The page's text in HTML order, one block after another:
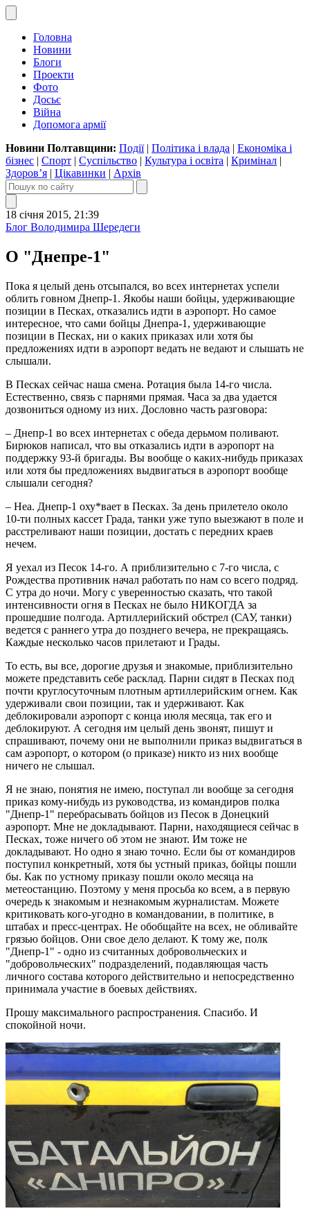
Головна
Новини
Блоги
Проекти
Фото
Досьє
Війна
Допомога армії
Новини Полтавщини: Події| Політика і влада | Економіка і
бізнес | Спорт | Суспільство | Культура і освіта | Кримінал |
Здоров’я | Цікавинки | Архів
18 січня 2015, 21:39
Блог Володимира Шередеги
О "Днепре-1"
Пока я целый день отсыпался, во всех интернетах успели
облить говном Днепр-1. Якобы наши бойцы, удерживающие
позиции в Песках, отказались идти в аэропорт. Но самое
интересное, что сами бойцы Днепра-1, удерживающие
позиции в Песках, ни о каких приказах или хотя бы
предложениях идти в аэропорт ведать не ведают и слышать не
слышали.
В Песках сейчас наша смена. Ротация была 14-го числа.
Естественно, связь с парнями прямая. Часа за два удается
дозвониться одному из них. Дословно часть разговора:
– Днепр-1 во всех интернетах с обеда дерьмом поливают.
Бирюков написал, что вы отказались идти в аэропорт на
поддержку 93-й бригады. Вы вообще о каких-нибудь приказах
или хотя бы предложениях выдвигаться в аэропорт вообще
слышали сегодня?
– Неа. Днепр-1 оху*вает в Песках. За день прилетело около
10-ти полных кассет Града, танки уже тупо выезжают в поле и
расстреливают наши позиции, достать с передних краев
нечем.
Я уехал из Песок 14-го. А приблизительно с 7-го числа, с
Рождества противник начал работать по нам со всего подряд.
С утра до ночи. Могу с уверенностью сказать, что такой
интенсивности огня в Песках не было НИКОГДА за
прошедшие полгода. Артиллерийский обстрел (САУ, танки)
ведется с раннего утра до позднего вечера, не прекращаясь.
Каждые несколько часов прилетают и Грады.
То есть, вы все, дорогие друзья и знакомые, приблизительно
можете представить себе расклад. Парни сидят в Песках под
почти круглосуточным плотным артиллерийским огнем. Как
удерживали свои позиции, так и удерживают. Как
деблокировали аэропорт с конца июля месяца, так его и
деблокируют. А сегодня им целый день звонят, пишут и
спрашивают, почему они не выполнили приказ выдвигаться в
сам аэропорт, о котором (о приказе) никто из них вообще
ничего не слышал.
Я не знаю, понятия не имею, поступал ли вообще за сегодня
приказ кому-нибудь из руководства, из командиров полка
"Днепр-1" перебрасывать бойцов из Песок в Донецкий
аэропорт. Мне не докладывают. Парни, находящиеся сейчас в
Песках, тоже ничего об этом не знают. Им тоже не
докладывают. Но одно я знаю точно. Если бы от командиров
поступил конкретный, хотя бы устный приказ, бойцы пошли
бы. Как по устному приказу пошли около месяца на
метеостанцию. Поэтому у меня просьба ко всем, а в первую
очередь к знакомым и незнакомым журналистам. Можете
критиковать кого-угодно в командовании, в политике, в
штабах и пресс-центрах. Не обобщайте на всех, не обливайте
грязью бойцов. Они свое дело делают. К тому же, полк
"Днепр-1" - одно из считанных добровольческих и
"добровольческих" подразделений, подавляющая часть
личного состава которого действительно и непосредственно
принимала участие в боевых действиях.
Прошу максимального распространения. Спасибо. И
спокойной ночи.